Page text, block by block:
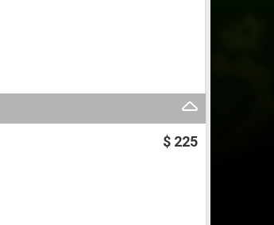
$ 225